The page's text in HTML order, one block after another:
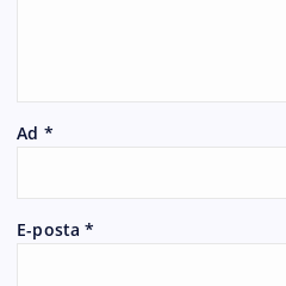
Ad *
E-posta*